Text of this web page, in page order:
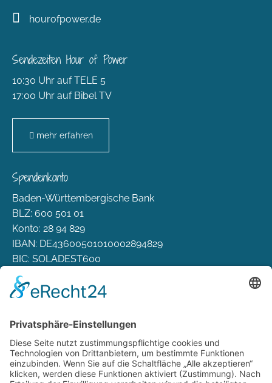
hourofpower.de
Sendezeiten Hour of Power
10:30 Uhr auf TELE 5
17:00 Uhr auf Bibel TV
mehr erfahren
Spendenkonto
Baden-Württembergische Bank
BLZ: 600 501 01
Konto: 28 94 829
IBAN: DE43600501010002894829
BIC: SOLADEST600
Rechtliches
Versand & Lieferung
Widerrufsbelehrung
AGB